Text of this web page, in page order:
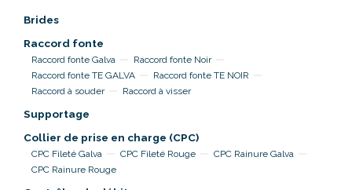
Brides
Raccord fonte
Raccord fonte Galva
Raccord fonte Noir
Raccord fonte TE GALVA
Raccord fonte TE NOIR
Raccord à souder
Raccord à visser
Supportage
Collier de prise en charge (CPC)
CPC Fileté Galva CPC Fileté Rouge
CPC Rainure Galva
CPC Rainure Rouge